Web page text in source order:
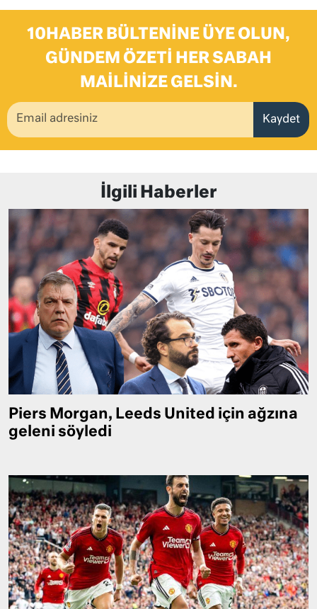
10HABER BÜLTENINE ÜYE OLUN,
GÜNDEM ÖZETI HER SABAH
MAILINIZE GELSIN.
Kaydet
İlgili Haberler
Piers Morgan, Leeds United için ağzına
geleni söyledi